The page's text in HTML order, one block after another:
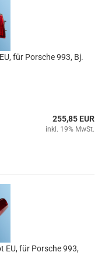
für Porsche 993, Bj.
255,85 EUR
inkl. 19% MwSt.
EU, für Porsche 993,